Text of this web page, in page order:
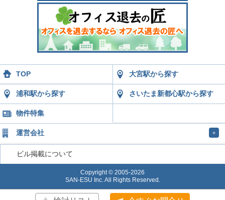
TOP 大宮駅から探す
浦和駅から探す さいたま新都心駅から探す
物件特集
運営会社 ＋
ビル掲載について
Copyright © 2005-2026
SAN-ESU Inc. All Rights Reserved.